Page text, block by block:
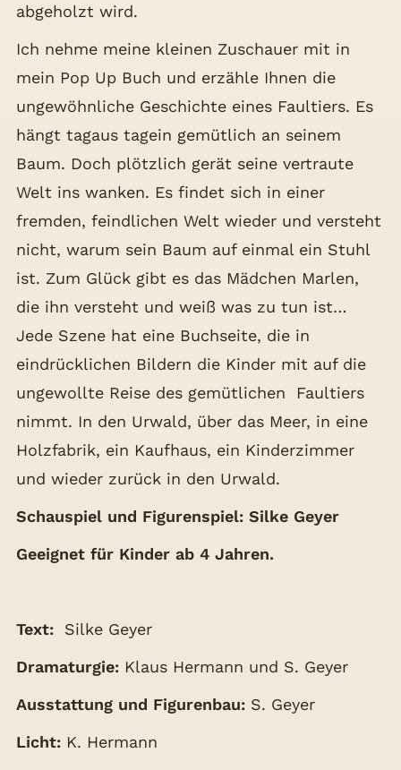
abgeholzt wird.
Ich nehme meine kleinen Zuschauer mit in
mein Pop Up Buch und erzähle Ihnen die
ungewöhnliche Geschichte eines Faultiers. Es
hängt tagaus tagein gemütlich an seinem
Baum. Doch plötzlich gerät seine vertraute
Welt ins wanken. Es findet sich in einer
fremden, feindlichen Welt wieder und versteht
nicht, warum sein Baum auf einmal ein Stuhl
ist. Zum Glück gibt es das Mädchen Marlen,
die ihn versteht und weiß was zu tun ist…
Jede Szene hat eine Buchseite, die in
eindrücklichen Bildern die Kinder mit auf die
ungewollte Reise des gemütlichen Faultiers
nimmt. In den Urwald, über das Meer, in eine
Holzfabrik, ein Kaufhaus, ein Kinderzimmer
und wieder zurück in den Urwald.
‍Schauspiel und Figurenspiel: Silke Geyer
Geeignet für Kinder ab 4 Jahren.
Text: Silke Geyer
Dramaturgie: Klaus Hermann und S. Geyer
Ausstattung und Figurenbau: S. Geyer
Licht: K. Hermann